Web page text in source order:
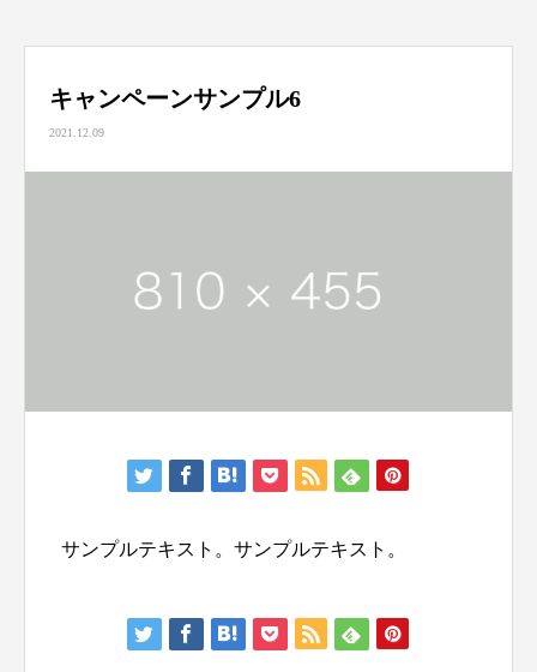
キャンペーンサンプル6
2021.12.09
サンプルテキスト。サンプルテキスト。